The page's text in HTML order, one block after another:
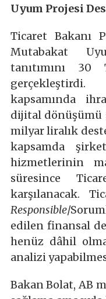
Uyum Projesi
Ticaret Bakanı
Mutabakat
tanıtımını
kapsamında
dijital dönüşümü
milyar liralık
kapsamda
hizmetlerinin
süresince
karşılanacak.
Responsible/
edilen finansal
henüz dâhil
analizi
Bakan Bolat, AB